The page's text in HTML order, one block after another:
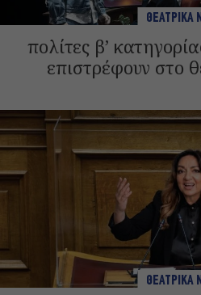
ΘΕΑΤΡΙΚΑ
πολίτες β’
επιστρέφουν στο
ΘΕΑΤΡΙΚΑ